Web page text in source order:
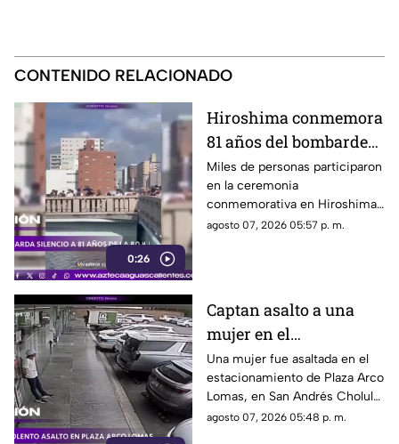
CONTENIDO RELACIONADO
0:26
Hiroshima conmemora
81 años del bombardeo
atómico con un minuto
de silencio
Miles de personas participaron
en la ceremonia
conmemorativa en Hiroshima,
donde se recordó a las
agosto 07, 2026 05:57 p. m.
Captan asalto a una
mujer en el
estacionamiento de
Plaza Arco Lomas
Una mujer fue asaltada en el
estacionamiento de Plaza Arco
Lomas, en San Andrés Cholula.
El ataque quedó registrado por
agosto 07, 2026 05:48 p. m.